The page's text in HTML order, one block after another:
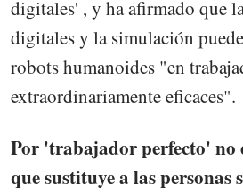
digitales' , y ha afirmado que
digitales y la simulación
robots humanoides "en
extraordinariamente eficaces".
Por 'trabajador perfecto' no
que sustituye a las personas